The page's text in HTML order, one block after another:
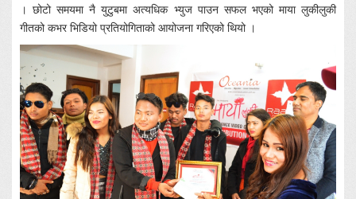
। छोटो समयमा नै युटुबमा अत्यधिक भ्युज पाउन सफल भएको माया लुकीलुकी
गीतको कभर भिडियो प्रतियोगिताको आयोजना गरिएको थियो ।